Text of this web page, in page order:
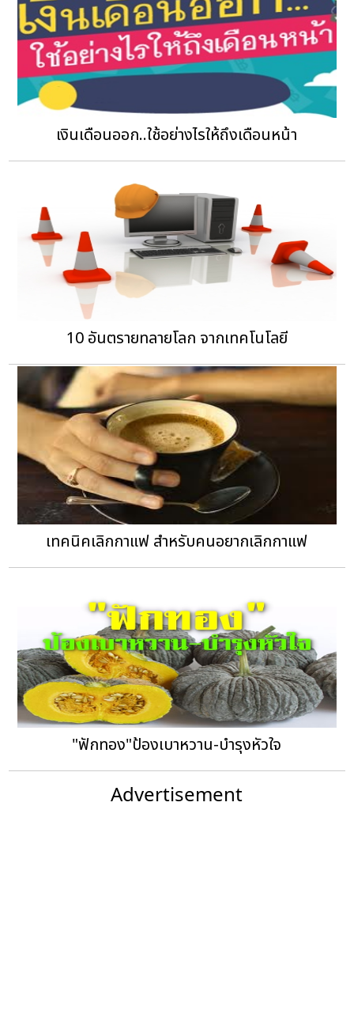
เงินเดือนออก..ใช้อย่างไรให้ถึงเดือนหน้า
10 อันตรายทลายโลก จากเทคโนโลยี
เทคนิคเลิกกาแฟ สำหรับคนอยากเลิกกาแฟ
"ฟักทอง"ป้องเบาหวาน-บำรุงหัวใจ
Advertisement